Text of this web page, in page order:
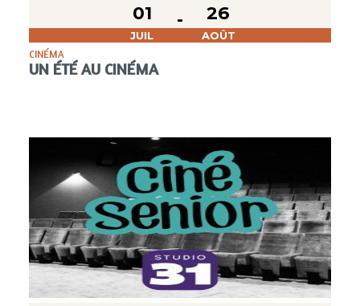
01
JUIL
26
AOÛT
CINÉMA
UN ÉTÉ AU CINÉMA